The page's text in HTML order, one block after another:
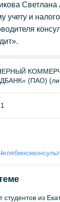
учету и
(ПАО)
из